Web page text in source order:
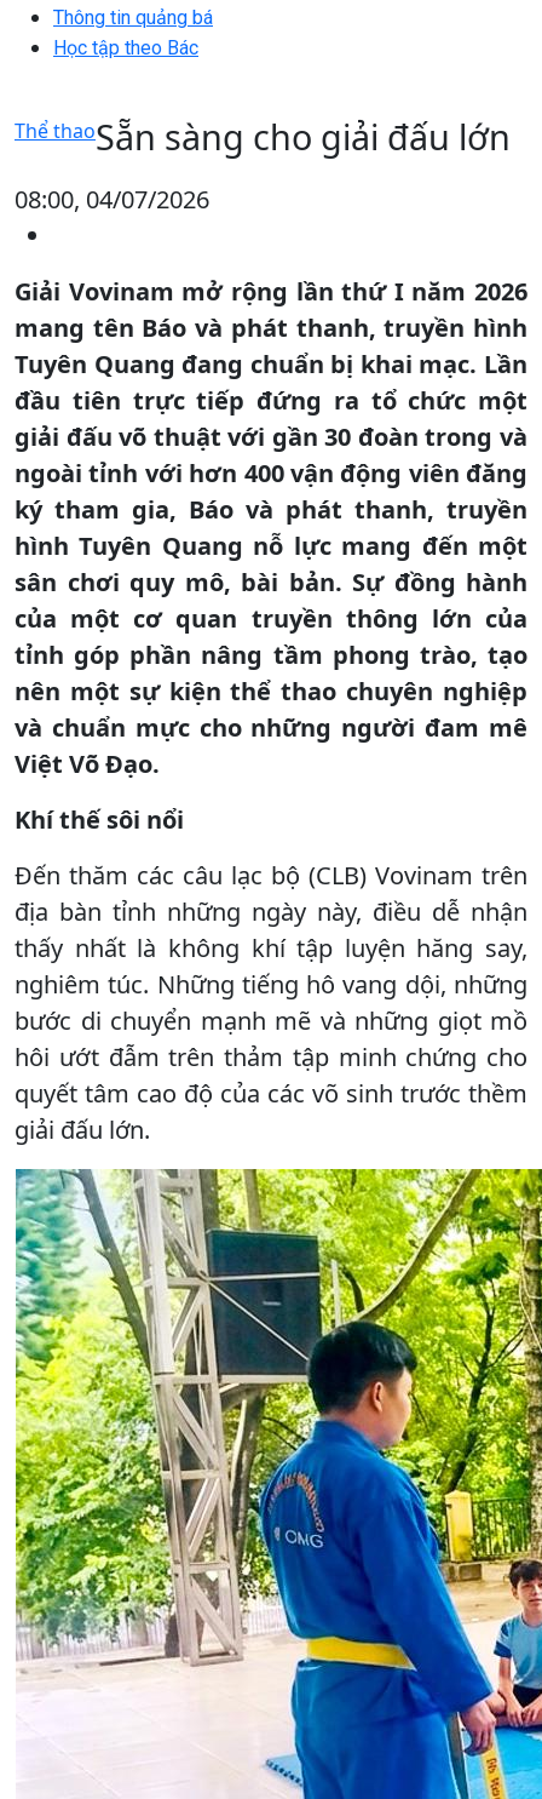
Thông tin quảng bá
Học tập theo Bác
Thể thaoSẵn sàng cho giải đấu lớn
08:00, 04/07/2026
Giải Vovinam mở rộng lần thứ I năm 2026
mang tên Báo và phát thanh, truyền hình
Tuyên Quang đang chuẩn bị khai mạc. Lần
đầu tiên trực tiếp đứng ra tổ chức một
giải đấu võ thuật với gần 30 đoàn trong và
ngoài tỉnh với hơn 400 vận động viên đăng
ký tham gia, Báo và phát thanh, truyền
hình Tuyên Quang nỗ lực mang đến một
sân chơi quy mô, bài bản. Sự đồng hành
của một cơ quan truyền thông lớn của
tỉnh góp phần nâng tầm phong trào, tạo
nên một sự kiện thể thao chuyên nghiệp
và chuẩn mực cho những người đam mê
Việt Võ Đạo.
Khí thế sôi nổi
Đến thăm các câu lạc bộ (CLB) Vovinam trên
địa bàn tỉnh những ngày này, điều dễ nhận
thấy nhất là không khí tập luyện hăng say,
nghiêm túc. Những tiếng hô vang dội, những
bước di chuyển mạnh mẽ và những giọt mồ
hôi ướt đẫm trên thảm tập minh chứng cho
quyết tâm cao độ của các võ sinh trước thềm
giải đấu lớn.